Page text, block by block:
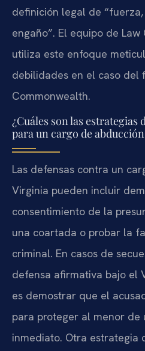
definición legal de
engaño”. El equipo de Law
utiliza este enfoque
debilidades en el caso del
Commonwealth.
¿Cuáles son las estrategias
para un cargo de
Las defensas contra un
Virginia pueden incluir
consentimiento de la
una coartada o probar la
criminal. En casos de
defensa afirmativa bajo el
es demostrar que el
para proteger al menor de
inmediato. Otra estrategia